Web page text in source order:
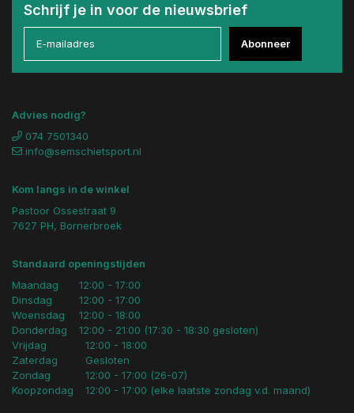
Schrijf je in voor de nieuwsbrief
Abonneer
Advies nodig?
074 7501340
info@semschietsport.nl
Kom langs in de winkel
Pastoor Ossestraat 9
7627 PH, Bornerbroek
Standaard openingstijden
Maandag
Dinsdag
Woensdag
Donderdag
12:00 - 17:00
12:00 - 17:00
12:00 - 18:00
12:00 - 21:00 (17:30 - 18:30 gesloten)
Vrijdag
Zaterdag
Zondag
Koopzondag
12:00 - 18:00
Gesloten
12:00 - 17:00 (26-07)
12:00 - 17:00 (elke laatste zondag v.d. maand)